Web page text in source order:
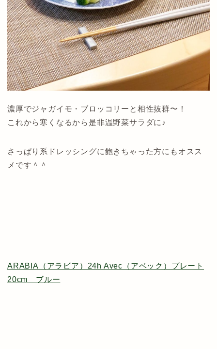
濃厚でジャガイモ・ブロッコリーと相性抜群〜！
これから寒くなるから是非温野菜サラダに♪
さっぱり系ドレッシングに飽きちゃった方にもオスス
メです＾＾
ARABIA（アラビア）24h Avec（アベック）プレート
20cm ブルー